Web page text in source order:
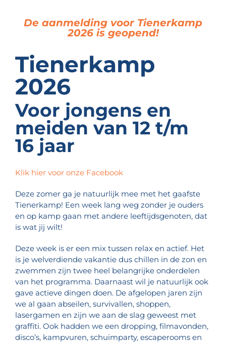
De aanmelding voor Tienerkamp
2026 is geopend!
Tienerkamp
2026
Voor jongens en
meiden van 12 t/m
16 jaar
Klik hier voor onze Facebook
Deze zomer ga je natuurlijk mee met het gaafste
Tienerkamp! Een week lang weg zonder je ouders
en op kamp gaan met andere leeftijdsgenoten, dat
is wat jij wilt!
Deze week is er een mix tussen relax en actief. Het
is je welverdiende vakantie dus chillen in de zon en
zwemmen zijn twee heel belangrijke onderdelen
van het programma. Daarnaast wil je natuurlijk ook
gave actieve dingen doen. De afgelopen jaren zijn
we al gaan abseilen, survivallen, shoppen,
lasergamen en zijn we aan de slag geweest met
graffiti. Ook hadden we een dropping, filmavonden,
disco’s, kampvuren, schuimparty, escaperooms en